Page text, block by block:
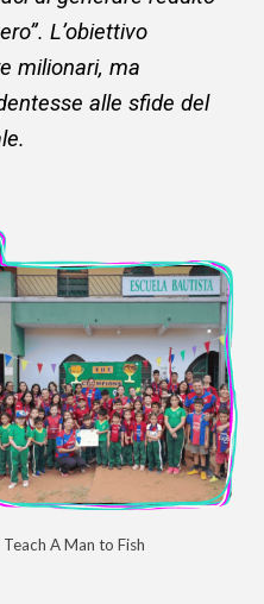
L’obiettivo
milionari, ma
alle sfide del
A Man to Fish